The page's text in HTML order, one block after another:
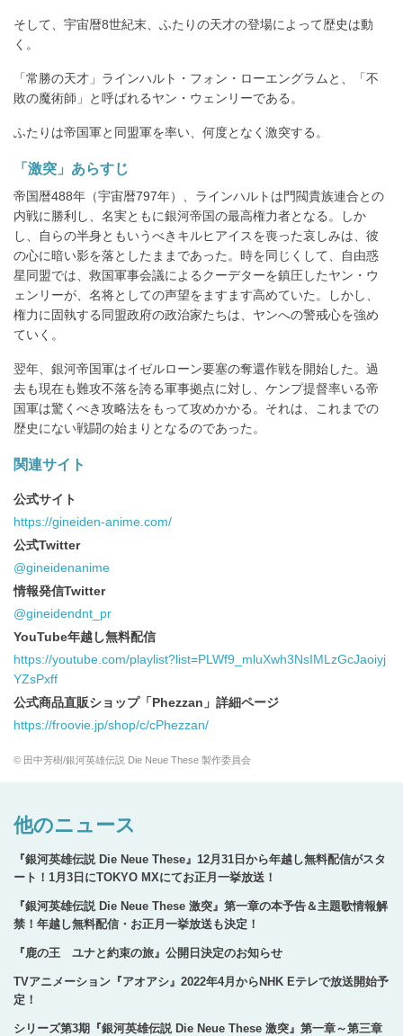
そして、宇宙暦8世紀末、ふたりの天才の登場によって歴史は動
く。
「常勝の天才」ラインハルト・フォン・ローエングラムと、「不
敗の魔術師」と呼ばれるヤン・ウェンリーである。
ふたりは帝国軍と同盟軍を率い、何度となく激突する。
「激突」あらすじ
帝国暦488年（宇宙暦797年）、ラインハルトは門閥貴族連合との
内戦に勝利し、名実ともに銀河帝国の最高権力者となる。しか
し、自らの半身ともいうべきキルヒアイスを喪った哀しみは、彼
の心に暗い影を落としたままであった。時を同じくして、自由惑
星同盟では、救国軍事会議によるクーデターを鎮圧したヤン・ウ
ェンリーが、名将としての声望をますます高めていた。しかし、
権力に固執する同盟政府の政治家たちは、ヤンへの警戒心を強め
ていく。
翌年、銀河帝国軍はイゼルローン要塞の奪還作戦を開始した。過
去も現在も難攻不落を誇る軍事拠点に対し、ケンプ提督率いる帝
国軍は驚くべき攻略法をもって攻めかかる。それは、これまでの
歴史にない戦闘の始まりとなるのであった。
関連サイト
公式サイト
https://gineiden-anime.com/
公式Twitter
@gineidenanime
情報発信Twitter
@gineidendnt_pr
YouTube年越し無料配信
https://youtube.com/playlist?list=PLWf9_mluXwh3NsIMLzGcJaoiyj
YZsPxff
公式商品直販ショップ「Phezzan」詳細ページ
https://froovie.jp/shop/c/cPhezzan/
© 田中芳樹/銀河英雄伝説 Die Neue These 製作委員会
他のニュース
『銀河英雄伝説 Die Neue These』12月31日から年越し無料配信がスタ
ート！1月3日にTOKYO MXにてお正月一挙放送！
『銀河英雄伝説 Die Neue These 激突』第一章の本予告＆主題歌情報解
禁！年越し無料配信・お正月一挙放送も決定！
『鹿の王 ユナと約束の旅』公開日決定のお知らせ
TVアニメーション『アオアシ』2022年4月からNHK Eテレで放送開始予
定！
シリーズ第3期『銀河英雄伝説 Die Neue These 激突』第一章～第三章